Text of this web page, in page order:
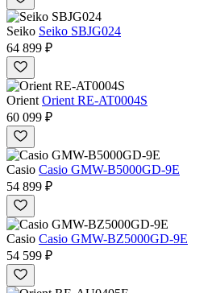
Seiko Seiko SBJG024
64 899 ₽
Orient Orient RE-AT0004S
60 099 ₽
Casio Casio GMW-B5000GD-9E
54 899 ₽
Casio Casio GMW-BZ5000GD-9E
54 599 ₽